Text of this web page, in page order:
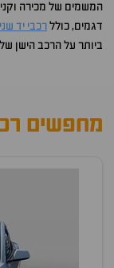
המשמים של מכירה
דגמים, כוללרכבי יד
ביותר על הרכב הישן
מחפשים